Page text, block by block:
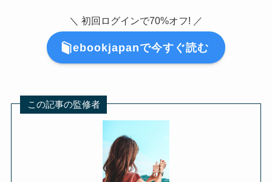
＼ 初回ログインで70%オフ! ／
ebookjapanで今すぐ読む
この記事の監修者